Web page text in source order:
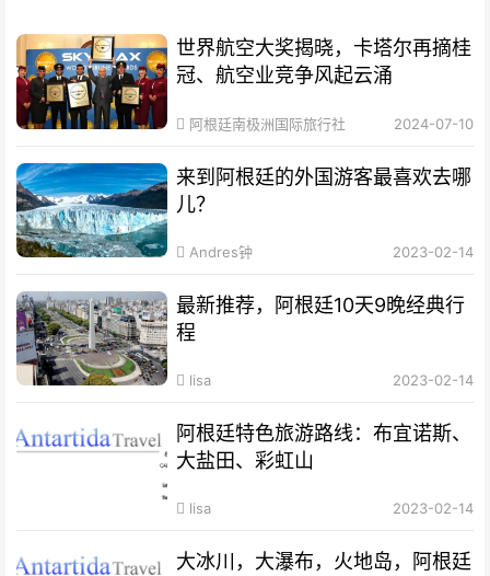
世界航空大奖揭晓，卡塔尔再摘桂
冠、航空业竞争风起云涌
阿根廷南极洲国际旅行社 2024-07-10
来到阿根廷的外国游客最喜欢去哪
儿？
Andres钟 2023-02-14
最新推荐，阿根廷10天9晚经典行
程
lisa 2023-02-14
阿根廷特色旅游路线：布宜诺斯、
大盐田、彩虹山
lisa 2023-02-14
大冰川，大瀑布，火地岛，阿根廷